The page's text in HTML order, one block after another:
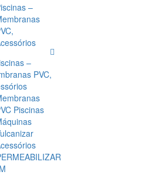
–
–
PVC,
Piscinas